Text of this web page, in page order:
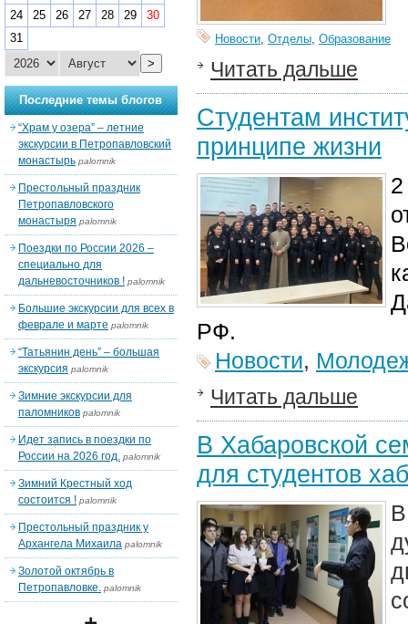
Новости, Отделы, Образование
Читать дальше
Студентам
принципе жизни
РФ.
Новости,
Читать дальше
В Хабаровской
для студентов
24
25 26 27 28 29
30
31
>
Последние темы блогов
“Храм у озера” – летние
экскурсии в Петропавловский
монастырь palomnik
Престольный праздник
Петропавловского
монастыря palomnik
Поездки по России 2026 –
специально для
дальневосточников ! palomnik
Большие экскурсии для всех в
феврале и марте palomnik
“Татьянин день” – большая
экскурсия palomnik
Зимние экскурсии для
паломников palomnik
Идет запись в поездки по
России на 2026 год. palomnik
Зимний Крестный ход
состоится ! palomnik
Престольный праздник у
Архангела Михаила palomnik
Золотой октябрь в
Петропавловке. palomnik